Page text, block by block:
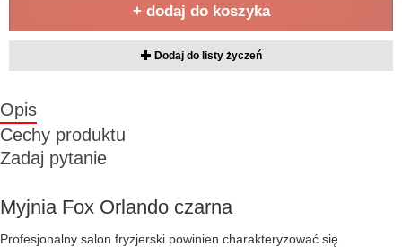
+ dodaj do koszyka
Dodaj do listy życzeń
Opis
Cechy produktu
Zadaj pytanie
Myjnia Fox Orlando czarna
Profesjonalny salon fryzjerski powinien charakteryzować się